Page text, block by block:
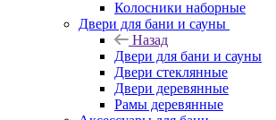
Колосники наборные
Двери для бани и сауны
Назад
Двери для бани и сауны
Двери стеклянные
Двери деревянные
Рамы деревянные